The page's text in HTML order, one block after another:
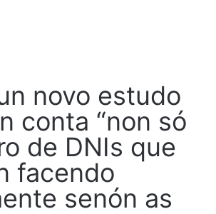
novo estudo
conta “non só
de DNIs que
facendo
senón as